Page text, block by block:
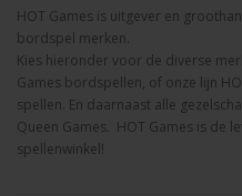
HOT Games is uitgever en
bordspel merken.
Kies hieronder voor de diverse
Games bordspellen, of onze lijn
spellen. En daarnaast alle
Queen Games. HOT Games is de
spellenwinkel!